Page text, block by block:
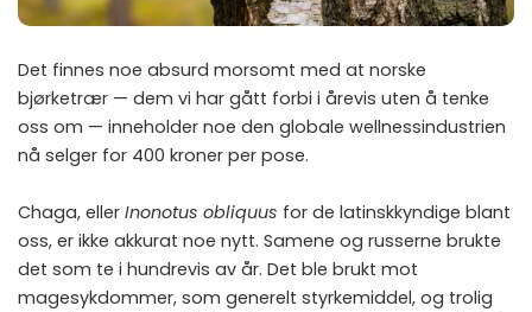
Det finnes noe absurd morsomt med at norske
bjørketrær — dem vi har gått forbi i årevis uten å tenke
oss om — inneholder noe den globale wellnessindustrien
nå selger for 400 kroner per pose.
Chaga, eller Inonotus obliquus for de latinskkyndige blant
oss, er ikke akkurat noe nytt. Samene og russerne brukte
det som te i hundrevis av år. Det ble brukt mot
magesykdommer, som generelt styrkemiddel, og trolig